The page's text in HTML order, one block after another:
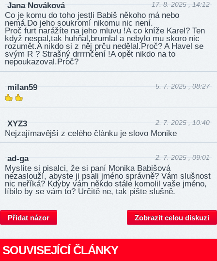
Jana Nováková 17. 8. 2025 , 14:12
Co je komu do toho jestli Babiš někoho má nebo
nemá.Do jeho soukromí nikomu nic není.
Proč furt narážíte na jeho mluvu !A co kníže Karel? Ten
když nespal,tak huhňal,brumlal a nebylo mu skoro nic
rozumět.A nikdo si z něj prču nedělal.Proč? A Havel se
svým R ? Strašný drrrnčení !A opět nikdo na to
nepoukazoval.Proč?
milan59 5. 7. 2025 , 08:27
XYZ3 2. 7. 2025 , 10:40
Nejzajímavější z celého článku je slovo Monike
ad-ga 2. 7. 2025 , 09:01
Myslíte si pisalci, že si paní Monika Babišová
nezaslouží, abyste ji psali jméno správně? Vám slušnost
nic neříká? Kdyby vám někdo stále komolil vaše jméno,
líbilo by se vám to? Určitě ne, tak pište slušně.
Přidat názor Zobrazit celou diskuzi
SOUVISEJÍCÍ ČLÁNKY